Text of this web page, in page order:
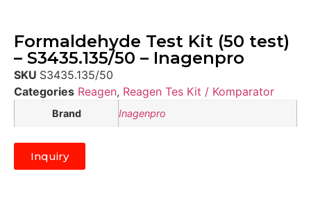
Formaldehyde Test Kit (50 test)
– S3435.135/50 – Inagenpro
SKU S3435.135/50
Categories Reagen, Reagen Tes Kit / Komparator
Brand Inagenpro
Inquiry